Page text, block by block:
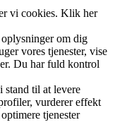
vi cookies. Klik her
om dig
vores tjenester, vise
Du har fuld kontrol
stand til at levere
vurderer effekt
tjenester